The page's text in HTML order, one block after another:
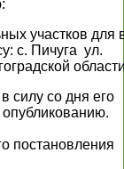
участков для
с. Пичуга ул.
силу со дня его
постановления